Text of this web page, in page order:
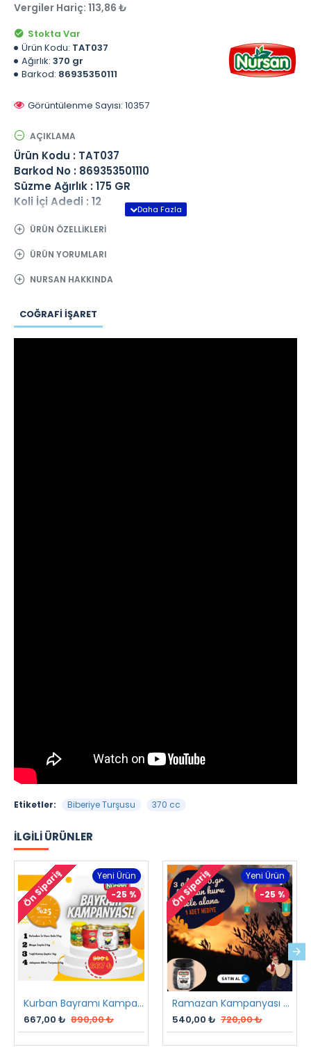
Stokta Var
Ürün Kodu: TAT037
Ağırlık: 370 gr
Barkod: 86935350111
Görüntülenme Sayısı: 10357
Vergiler Hariç: 113,86 ₺
AÇIKLAMA
Ürün Kodu : TAT037
Barkod No : 869353501110
Süzme Ağırlık : 175 GR
Koli İçi Adedi : 12
ÜRÜN ÖZELLIKLERI
ÜRÜN YORUMLARI
NURSAN HAKKINDA
COĞRAFI İŞARET
Etiketler: Biberiye Turşusu 370 cc
İLGILI ÜRÜNLER
Yeni Ürün
-25 %
Ön Sipariş
Kurban Bayramı Kampanyası
667,00 ₺ 890,00 ₺
Yeni Ürün
-25 %
Ön Sipariş
Ramazan Kampanyası 2 2023
540,00 ₺ 720,00 ₺